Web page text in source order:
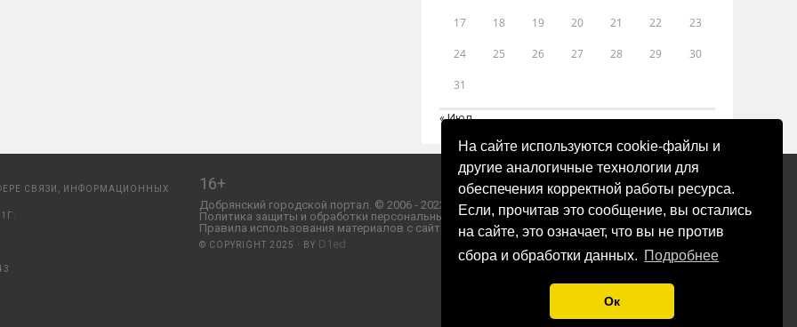
На сайте используются cookie-файлы и
другие аналогичные технологии для
обеспечения корректной работы ресурса.
Если, прочитав это сообщение, вы остались
на сайте, это означает, что вы не против
сбора и обработки данных. Подробнее
Ок
17 18 19 20 21 22 23
24 25 26 27 28 29 30
31
« Июл
СВЯЗИ, ИНФОРМАЦИОННЫХ
16+
Добрянский городской портал. © 2006 - 2023 ООО «Пресса-Том».
Политика защиты и обработки персональных данных ООО «Пресса-Том».
Правила использования материалов с сайта «ЗОРИ ПЛЮС».
© COPYRIGHT 2025 · BY D1ed